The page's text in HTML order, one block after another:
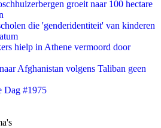
groeit naar 100 hectare
die 'genderidentiteit' van kinderen
hielp in Athene vermoord door
Afghanistan volgens Taliban geen
Dag #1975